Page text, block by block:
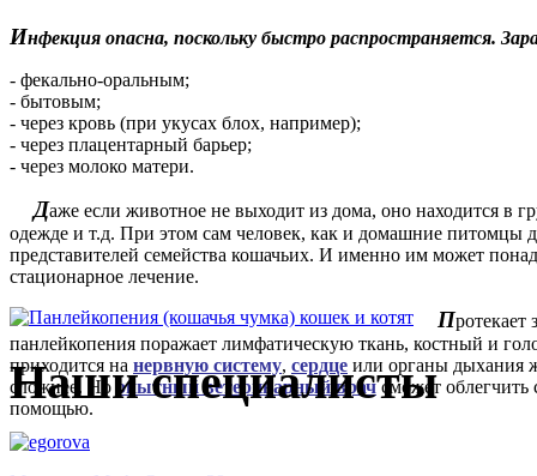
Инфекция опасна, поскольку быстро распространяется.
- фекально-оральным;
- бытовым;
- через кровь (при укусах блох, например);
- через плацентарный барьер;
- через молоко матери.
Даже если животное не выходит из дома, оно находится в
одежде и т.д. При этом сам человек, как и домашние питомцы
представителей семейства кошачьих. И именно им может
стационарное лечение.
Протекает
панлейкопения поражает лимфатическую ткань, костный и
приходится на нервную систему, сердце или органы дыхания
сложнее. Но опытный ветеринарный врачсможет облегчить
помощью.
Наши специалисты